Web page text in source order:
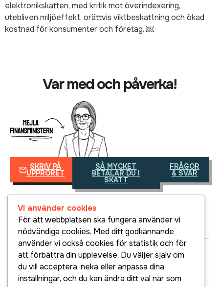
elektronikskatten, med kritik mot överindexering,
utebliven miljöeffekt, orättvis viktbeskattning och ökad
kostnad för konsumenter och företag. ￼
Var med och påverka!
SKRIV PÅ
UPPRORET
SÅ MYCKET
BETALAR DU I
SKATT
FRÅGOR
& SVAR
Elektronikskatten.se är ett
projekt som drivs av
CookiepolicyIntegritetspolicy
Tillgänglighet
Vi använder cookies
För att webbplatsen ska fungera använder vi
nödvändiga cookies. Med ditt godkännande
använder vi också cookies för statistik och för
att förbättra din upplevelse. Du väljer själv om
du vill acceptera, neka eller anpassa dina
inställningar, och du kan ändra ditt val när som